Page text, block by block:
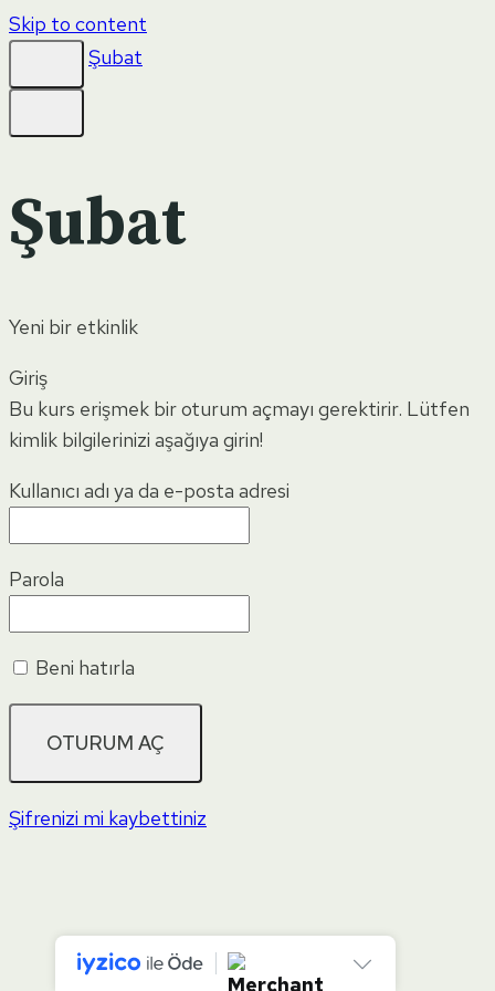
Skip to content
Şubat
Şubat
Yeni bir etkinlik
Giriş
Bu kurs erişmek bir oturum açmayı gerektirir. Lütfen
kimlik bilgilerinizi aşağıya girin!
Kullanıcı adı ya da e-posta adresi
Parola
Beni hatırla
Şifrenizi mi kaybettiniz